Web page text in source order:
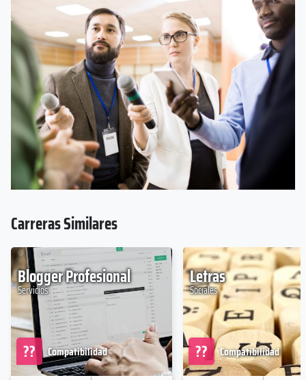
Carreras Similares
Blogger Profesional
Servicios
Compatibilidad
??
Letras
Sociales
Compatibilidad
??